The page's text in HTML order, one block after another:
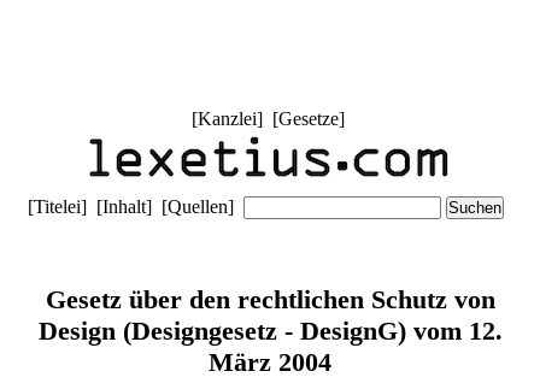
[Kanzlei] [Gesetze]
[Titelei] [Inhalt] [Quellen]
Gesetz über den rechtlichen Schutz von
Design (Designgesetz - DesignG) vom 12.
März 2004